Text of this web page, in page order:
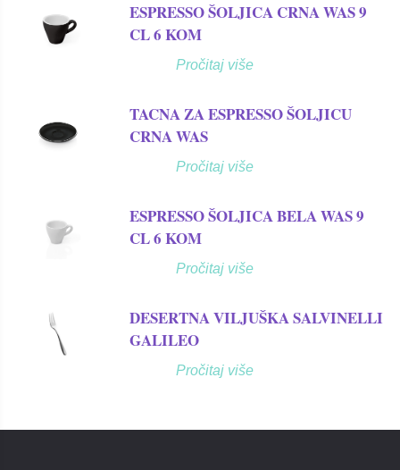
ESPRESSO ŠOLJICA CRNA WAS 9
CL 6 KOM
Pročitaj više
TACNA ZA ESPRESSO ŠOLJICU
CRNA WAS
Pročitaj više
ESPRESSO ŠOLJICA BELA WAS 9
CL 6 KOM
Pročitaj više
DESERTNA VILJUŠKA SALVINELLI
GALILEO
Pročitaj više